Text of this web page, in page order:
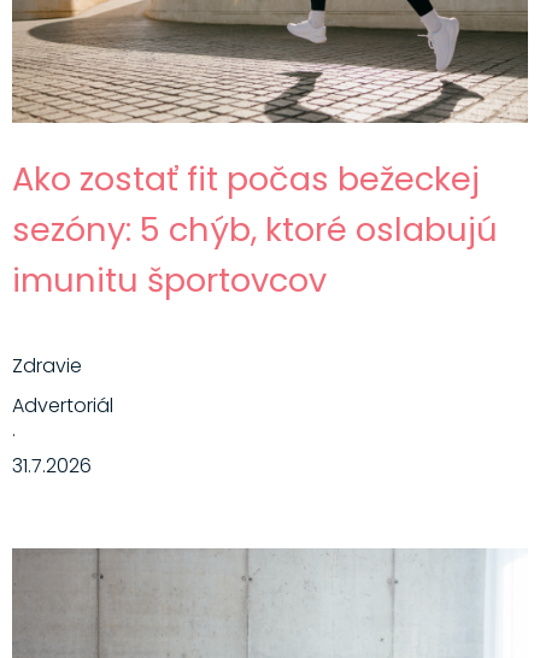
Ako zostať fit počas bežeckej
sezóny: 5 chýb, ktoré oslabujú
imunitu športovcov
Zdravie
Advertoriál
·
31.7.2026